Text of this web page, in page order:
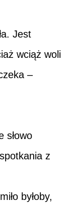
Jest
wciąż woli
–
słowo
z
byłoby,